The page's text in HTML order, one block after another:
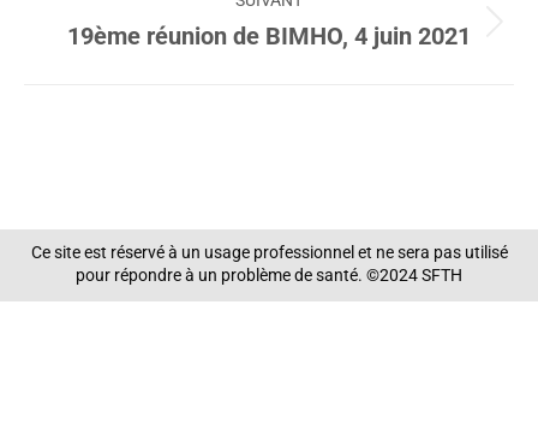
Article
19ème réunion de BIMHO, 4 juin 2021
Ce site est réservé à un usage professionnel et ne sera pas utilisé
pour répondre à un problème de santé. ©2024 SFTH